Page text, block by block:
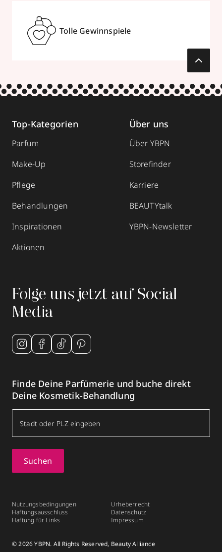
Tolle Gewinnspiele
Top-Kategorien
Parfum
Make-Up
Pflege
Behandlungen
Inspirationen
Aktionen
Über uns
Über YBPN
Storefinder
Karriere
BEAUTYtalk
YBPN-Newsletter
Folge uns jetzt auf Social
Media
Finde Deine Parfümerie und buche direkt
Deine Kosmetik-Behandlung
Suchen
Nutzungsbedingungen
Haftungsausschluss
Haftung für Links
Urheberrecht
Datenschutz
Impressum
© 2026 YBPN. All Rights Reserved, Beauty Alliance